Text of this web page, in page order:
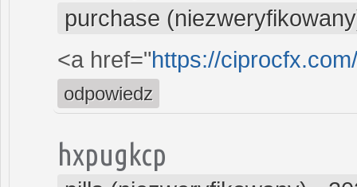
purchase
<a href="https://
odpowiedz
hxpugkcp